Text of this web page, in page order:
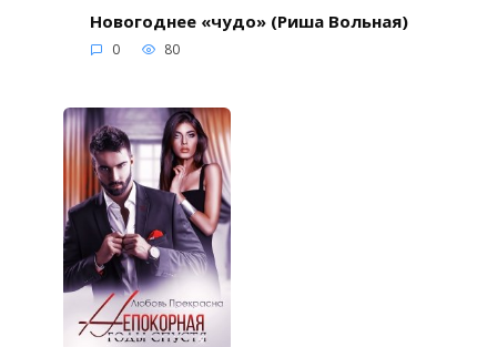
Новогоднее «чудо» (Риша Вольная)
0 80